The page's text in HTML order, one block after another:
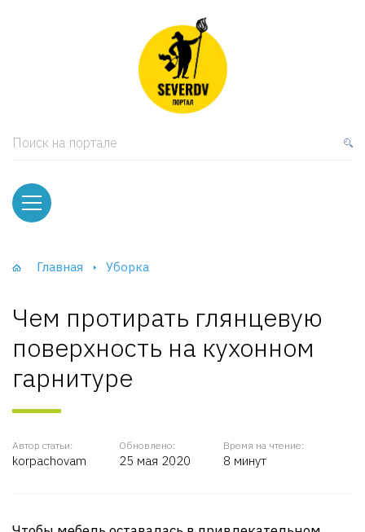
Поиск на портале
Главная Уборка
Чем протирать глянцевую
поверхность на кухонном
гарнитуре
Автор статьи:
korpachovam
Обновлено:
25 мая 2020
Время на чтение:
8 минут
и тумбы